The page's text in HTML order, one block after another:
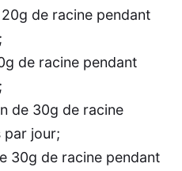
de racine pendant
de racine pendant
de 30g de racine
par jour;
30g de racine pendant